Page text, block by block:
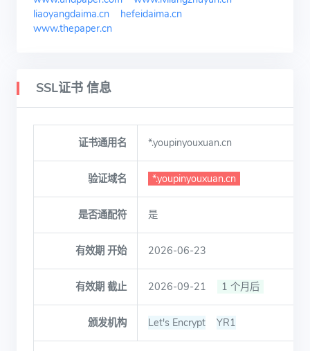
liaoyangdaima.cn
hefeidaima.cn
www.thepaper.cn
SSL证书 信息
证书通用名 *.youpinyouxuan.cn
验证域名 *.youpinyouxuan.cn
是否通配符 是
有效期 开始 2026-06-23
有效期 截止 2026-09-21 1 个月后
颁发机构 Let's Encrypt YR1